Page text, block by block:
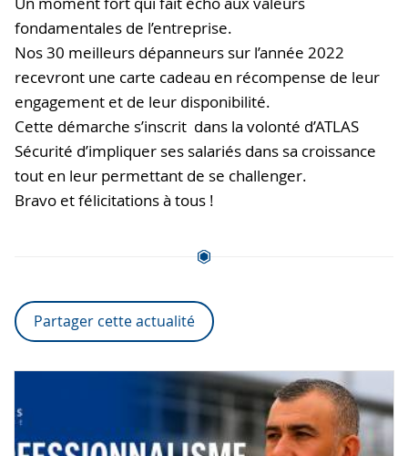
fondamentales de l’entreprise.
Nos 30 meilleurs dépanneurs sur l’année 2022
recevront une carte cadeau en récompense de leur
engagement et de leur disponibilité.
Cette démarche s’inscrit dans la volonté d’ATLAS
Sécurité d’impliquer ses salariés dans sa croissance
tout en leur permettant de se challenger.
Bravo et félicitations à tous !
Partager cette actualité